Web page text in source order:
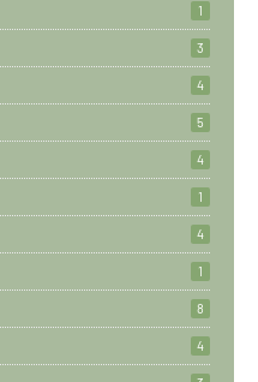
1
3
4
5
4
1
4
1
8
4